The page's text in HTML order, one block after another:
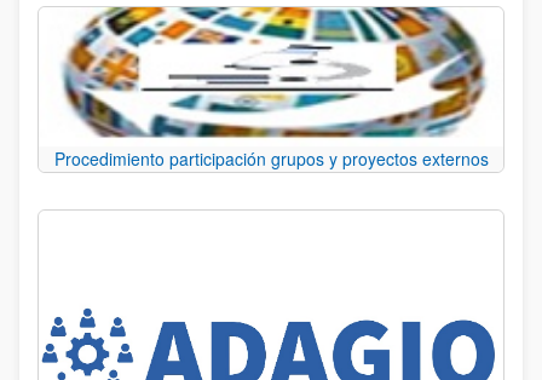
Procedimiento participación grupos y proyectos externos